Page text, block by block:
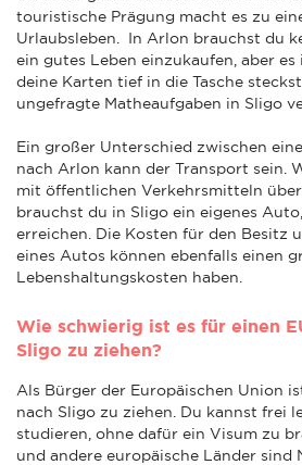
touristische Prägung macht es zu
Urlaubsleben. In Arlon brauchst du
ein gutes Leben einzukaufen, aber
deine Karten tief in die Tasche
ungefragte Matheaufgaben in Sligo
Ein großer Unterschied zwischen
nach Arlon kann der Transport sein.
mit öffentlichen Verkehrsmitteln
brauchst du in Sligo ein eigenes
erreichen. Die Kosten für den Besitz
eines Autos können ebenfalls einen
Lebenshaltungskosten haben.
Wie schwierig ist es für einen
Sligo zu ziehen?
Als Bürger der Europäischen Union
nach Sligo zu ziehen. Du kannst frei
studieren, ohne dafür ein Visum zu
und andere europäische Länder sind